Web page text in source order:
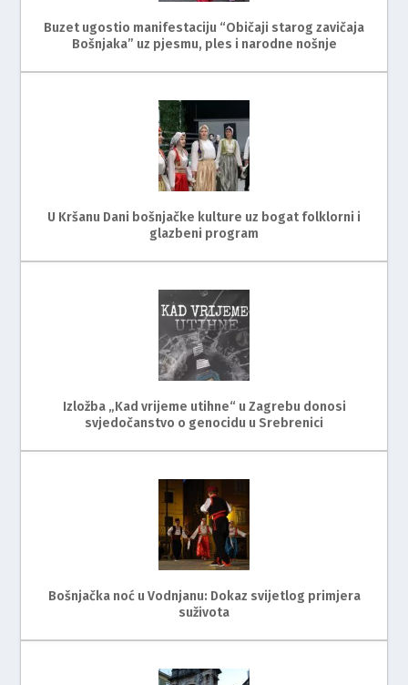
Buzet ugostio manifestaciju “Običaji starog zavičaja
Bošnjaka” uz pjesmu, ples i narodne nošnje
U Kršanu Dani bošnjačke kulture uz bogat folklorni i
glazbeni program
Izložba „Kad vrijeme utihne“ u Zagrebu donosi
svjedočanstvo o genocidu u Srebrenici
Bošnjačka noć u Vodnjanu: Dokaz svijetlog primjera
suživota